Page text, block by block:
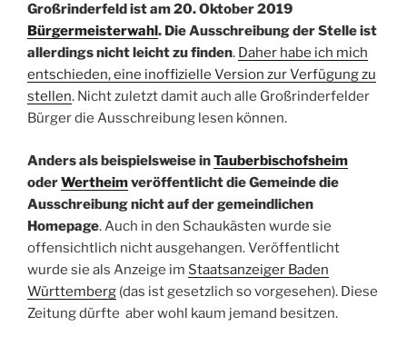
Großrinderfeld ist am 20. Oktober 2019
Bürgermeisterwahl. Die Ausschreibung der Stelle ist
allerdings nicht leicht zu finden. Daher habe ich mich
entschieden, eine inoffizielle Version zur Verfügung zu
stellen. Nicht zuletzt damit auch alle Großrinderfelder
Bürger die Ausschreibung lesen können.
Anders als beispielsweise inTauberbischofsheim
oderWertheimveröffentlicht die Gemeinde die
Ausschreibung nicht auf der gemeindlichen
Homepage. Auch in den Schaukästen wurde sie
offensichtlich nicht ausgehangen. Veröffentlicht
wurde sie als Anzeige im Staatsanzeiger Baden
Württemberg (das ist gesetzlich so vorgesehen). Diese
Zeitung dürfte aber wohl kaum jemand besitzen.